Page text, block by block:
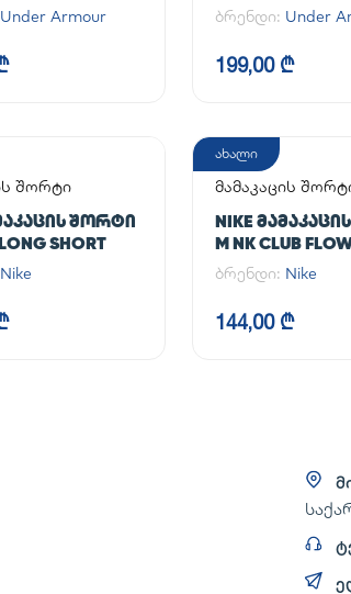
CG ARMOUR
Under Armour ბრენდი: Under
199,00 ₾
შორტი
ᲨᲝᲠᲢᲘ
SHORT
Nike
ახალი
მამაკაცის
NIKE
M NK CLUB
ბრენდი: Nike
144,00 ₾